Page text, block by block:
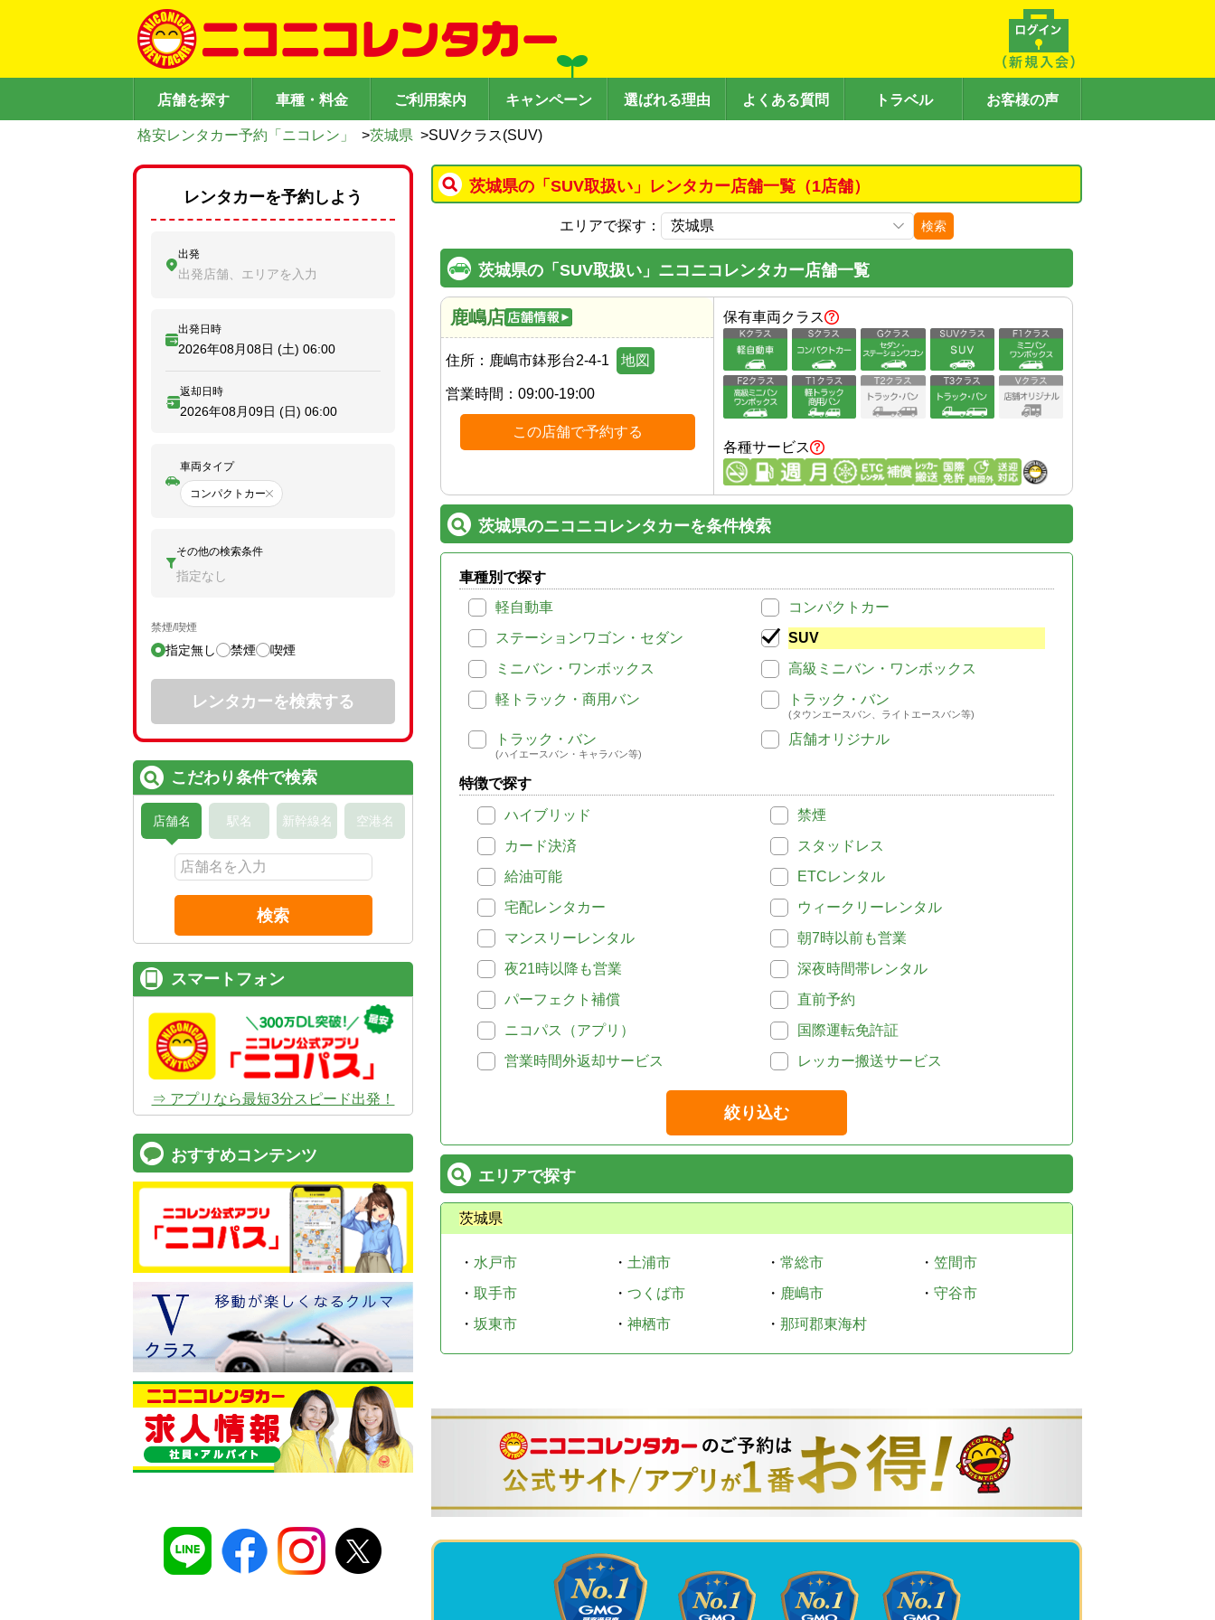
店舗を探す 車種・料金 ご利用案内 キャンペーン 選ばれる理由 よくある質問 トラベル お客様の声
格安レンタカー予約「ニコレン」 >茨城県 >SUVクラス(SUV)
茨城県の「SUV取扱い」レンタカー店舗一覧（1店舗）
エリアで探す： 検索
茨城県の「SUV取扱い」ニコニコレンタカー店舗一覧
鹿嶋店
住所： 鹿嶋市鉢形台2-4-1 地図
営業時間： 09:00-19:00
この店舗で予約する
保有車両クラス
各種サービス
茨城県のニコニコレンタカーを条件検索
車種別で探す
軽自動車
コンパクトカー
ステーションワゴン・セダン
SUV
ミニバン・ワンボックス
高級ミニバン・ワンボックス
軽トラック・商用バン
トラック・バン
(タウンエースバン、ライトエースバン等)
トラック・バン
(ハイエースバン・キャラバン等)
店舗オリジナル
特徴で探す
ハイブリッド
禁煙
カード決済
スタッドレス
給油可能
ETCレンタル
宅配レンタカー
ウィークリーレンタル
マンスリーレンタル
朝7時以前も営業
夜21時以降も営業
深夜時間帯レンタル
パーフェクト補償
直前予約
ニコパス（アプリ）
国際運転免許証
営業時間外返却サービス
レッカー搬送サービス
絞り込む
エリアで探す
茨城県
・ 水戸市 ・ 土浦市 ・ 常総市 ・ 笠間市
・ 取手市 ・ つくば市 ・ 鹿嶋市 ・ 守谷市
・ 坂東市 ・ 神栖市 ・ 那珂郡東海村
レンタカーを予約しよう
出発
出発店舗、エリアを入力
出発日時
2026年08月08日 (土) 06:00
返却日時
2026年08月09日 (日) 06:00
車両タイプ
コンパクトカー
その他の検索条件
指定なし
禁煙/喫煙
指定無し 禁煙 喫煙
レンタカーを検索する
こだわり条件で検索
店舗名 駅名 新幹線名 空港名
検索
スマートフォン
⇒ アプリなら最短3分スピード出発！
おすすめコンテンツ